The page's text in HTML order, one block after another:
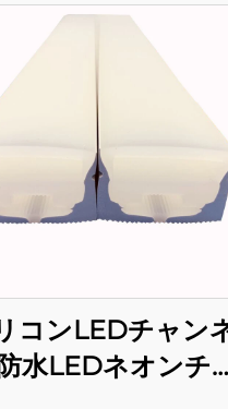
コンLEDチャン
水LEDネオンチュ